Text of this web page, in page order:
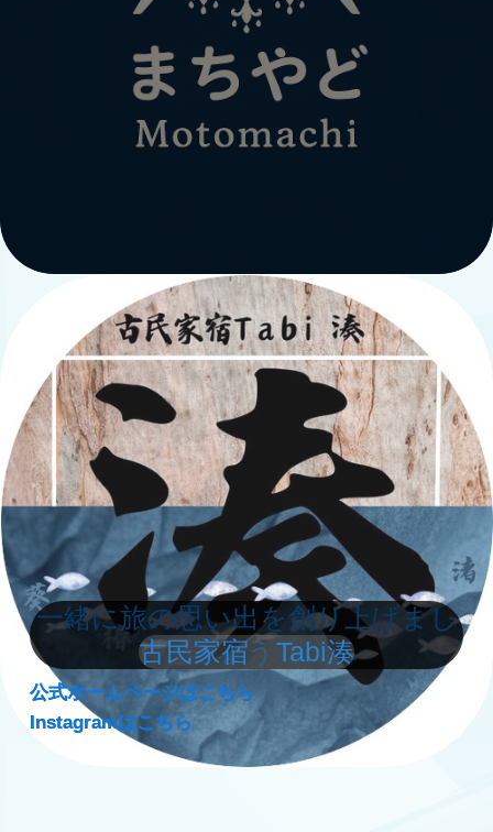
一緒に旅の思い出を創り上げまし
ょう
公式ホームページはこちら
Instagramはこちら
古民家宿 Tabi湊
公式ホームページはこちら
Instagramはこちら